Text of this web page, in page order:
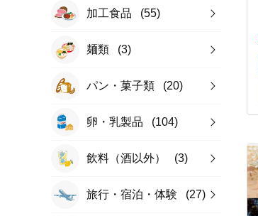
加工食品 (55)
麺類 (3)
パン・菓子類 (20)
卵・乳製品 (104)
飲料（酒以外） (3)
旅行・宿泊・体験 (27)